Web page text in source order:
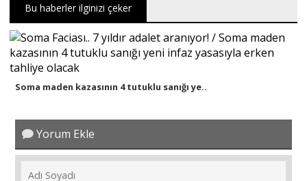
Bu haberler ilginizi çeker
Soma maden kazasının 4 tutuklu sanığı ye..
Yorum Ekle